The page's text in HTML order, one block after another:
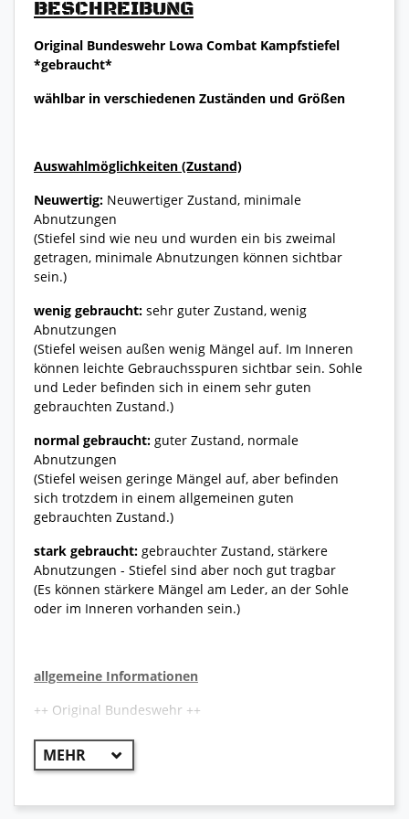
BESCHREIBUNG
Original Bundeswehr Lowa Combat Kampfstiefel
*gebraucht*
wählbar in verschiedenen Zuständen und Größen
Auswahlmöglichkeiten (Zustand)
Neuwertig: Neuwertiger Zustand, minimale
Abnutzungen
(Stiefel sind wie neu und wurden ein bis zweimal
getragen, minimale Abnutzungen können sichtbar
sein.)
wenig gebraucht: sehr guter Zustand, wenig
Abnutzungen
(Stiefel weisen außen wenig Mängel auf. Im Inneren
können leichte Gebrauchsspuren sichtbar sein. Sohle
und Leder befinden sich in einem sehr guten
gebrauchten Zustand.)
normal gebraucht: guter Zustand, normale
Abnutzungen
(Stiefel weisen geringe Mängel auf, aber befinden
sich trotzdem in einem allgemeinen guten
gebrauchten Zustand.)
stark gebraucht: gebrauchter Zustand, stärkere
Abnutzungen - Stiefel sind aber noch gut tragbar
(Es können stärkere Mängel am Leder, an der Sohle
oder im Inneren vorhanden sein.)
allgemeine Informationen
++ Original Bundeswehr ++
Der aktuelle Lowa Kampfstiefel in schwerer
Ausführung wird zukünftig als Ersatz für den